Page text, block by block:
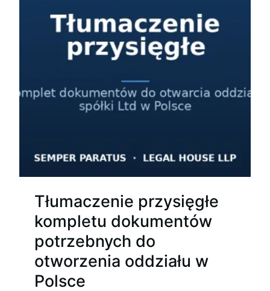
Tłumaczenie przysięgłe
kompletu dokumentów
potrzebnych do
otworzenia oddziału w
Polsce